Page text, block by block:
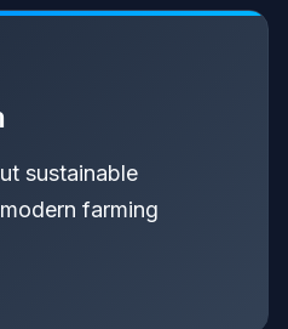
sustainable
farming